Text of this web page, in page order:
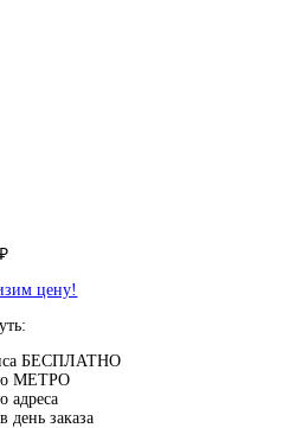
₽
цену!
БЕСПЛАТНО
МЕТРО
адреса
день заказа